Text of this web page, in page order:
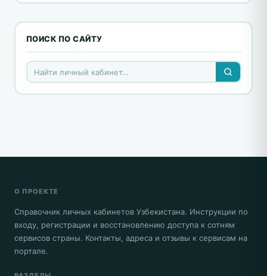
ПОИСК ПО САЙТУ
О ПРОЕКТЕ
Справочник личных кабинетов Узбекистана. Инструкции по
входу, регистрации и восстановлению доступа к сотням
сервисов страны. Контакты, адреса и отзывы к сервисам на
портале.